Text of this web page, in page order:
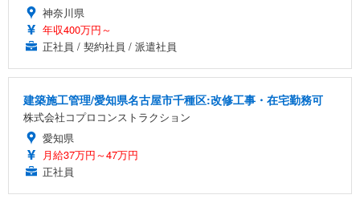
神奈川県
年収400万円～
正社員 / 契約社員 / 派遣社員
建築施工管理/愛知県名古屋市千種区:改修工事・在宅勤務可
株式会社コプロコンストラクション
愛知県
月給37万円～47万円
正社員